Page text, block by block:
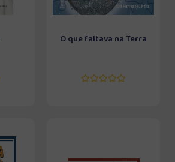
O que faltava na Terra